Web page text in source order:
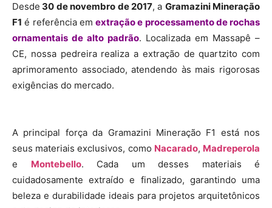
Desde 30 de novembro de 2017, a Gramazini Mineração
F1 é referência em extração e processamento de rochas
ornamentais de alto padrão. Localizada em Massapê –
CE, nossa pedreira realiza a extração de quartzito com
aprimoramento associado, atendendo às mais rigorosas
exigências do mercado.
A principal força da Gramazini Mineração F1 está nos
seus materiais exclusivos, como Nacarado, Madreperola
e Montebello. Cada um desses materiais é
cuidadosamente extraído e finalizado, garantindo uma
beleza e durabilidade ideais para projetos arquitetônicos